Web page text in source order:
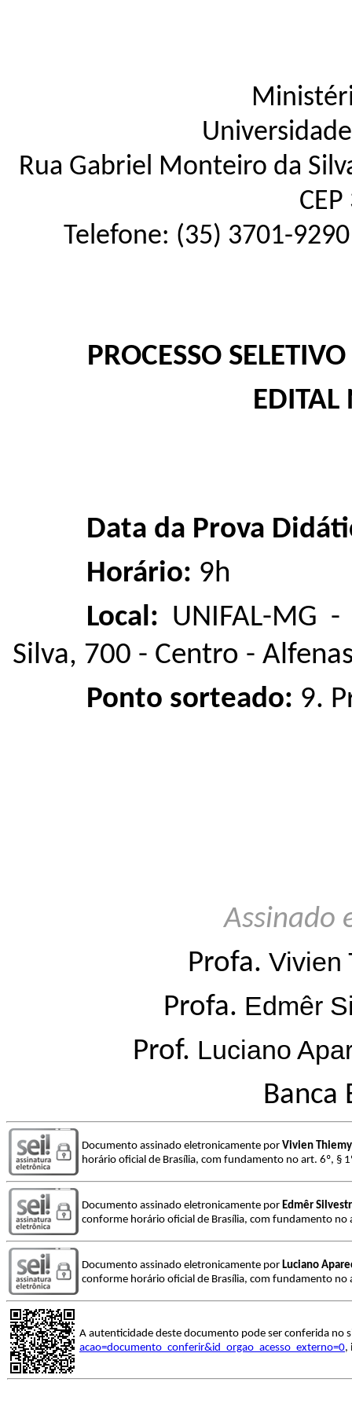
Rua Gabriel Monteiro da
Telefone: (35) 3701-
PROCESSO
Data da Prova
Horário: 9h
Local: UNIFAL-MG
Silva, 700 - Centro -
Ponto sorteado: 9.
Assinado
Profa. Vivien
Profa. Edmêr
Prof. Luciano
Banca
Documento assinado eletronicamente por Vivien Thiemy
horário oficial de Brasília, com fundamento no art. 6º, §
Documento assinado eletronicamente por Edmêr
conforme horário oficial de Brasília, com fundamento no
Documento assinado eletronicamente por Luciano
conforme horário oficial de Brasília, com fundamento no
A autenticidade deste documento pode ser conferida no
acao=documento_conferir&id_orgao_acesso_externo=0,